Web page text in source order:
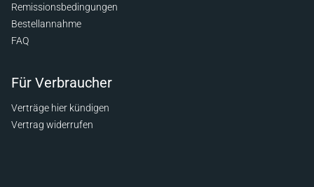
Remissionsbedingungen
Bestellannahme
FAQ
Für Verbraucher
Verträge hier kündigen
Vertrag widerrufen